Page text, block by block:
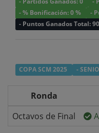
- % Bonificación: 0 %
-
- Puntos Ganados Total:
COPA SCM 2025 -
Ronda
Octavos de Final